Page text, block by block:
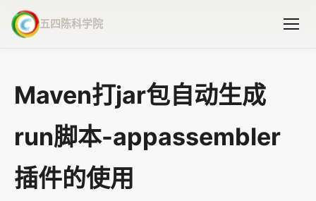
五四陈科学院
Maven打jar包自动生成
run脚本-appassembler
插件的使用